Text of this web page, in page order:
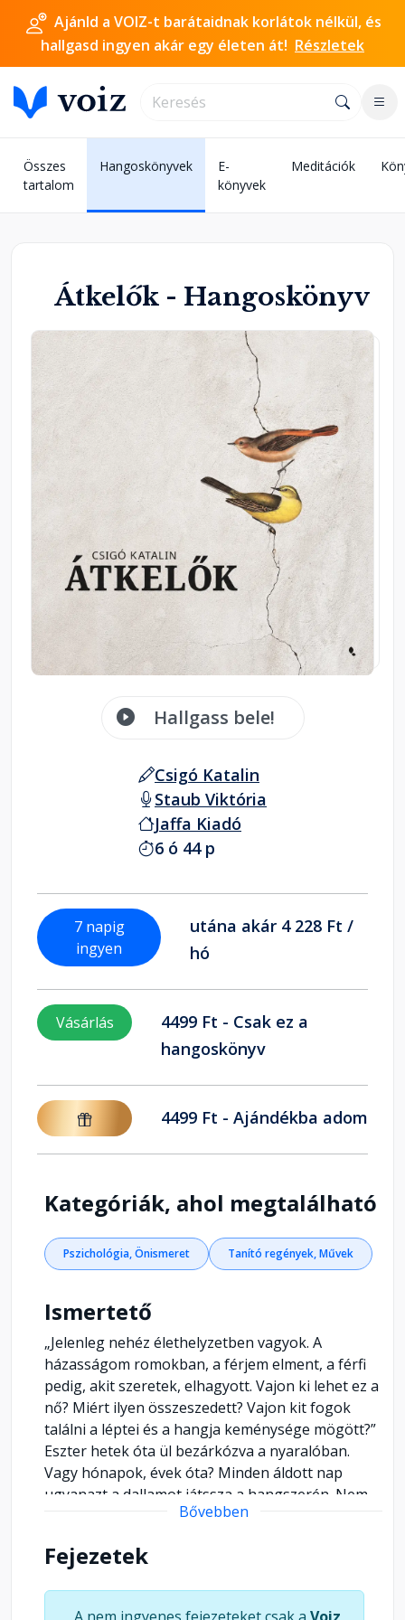
Ajánld a VOIZ-t barátaidnak korlátok nélkül, és
hallgasd ingyen akár egy életen át! Részletek
Összes
tartalom
Hangoskönyvek
E-
könyvek
Meditációk
Átkelők - Hangoskönyv
Hallgass bele!
Csigó Katalin
Staub Viktória
Jaffa Kiadó
6 ó 44 p
7 napig
ingyen
utána akár 4 228 Ft /
hó
Vásárlás
4499 Ft - Csak ez a
hangoskönyv
4499 Ft - Ajándékba adom
Kategóriák, ahol megtalálható
Pszichológia, Önismeret Tanító regények, Művek
Ismertető
„Jelenleg nehéz élethelyzetben vagyok. A
házasságom romokban, a férjem elment, a férfi
pedig, akit szeretek, elhagyott. Vajon ki lehet ez a
nő? Miért ilyen összeszedett? Vajon kit fogok
találni a léptei és a hangja keménysége mögött?”
Eszter hetek óta ül bezárkózva a nyaralóban.
Vagy hónapok, évek óta? Minden áldott nap
ugyanazt a dallamot játssza a hangszerén. Nem
volt ez mindig így: kiváló csellistaként egy jónevű
boldog házasságban élt. Aztán egy napon
Bővebben
Fejezetek
A nem ingyenes fejezeteket csak a Voiz